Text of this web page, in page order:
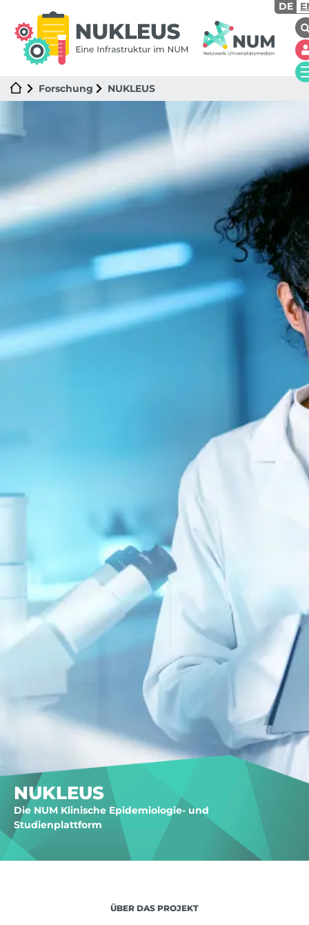
DE
Forschung NUKLEUS
NUKLEUS
Die NUM Klinische Epidemiologie- und
Studienplattform
ÜBER DAS PROJEKT